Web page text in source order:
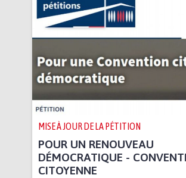
MISE À JOUR DE LA PÉTITION
POUR UN RENOUVEAU
DÉMOCRATIQUE -
CITOYENNE